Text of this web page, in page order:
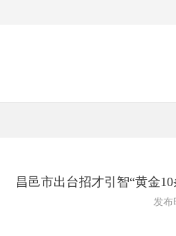
昌邑市出台招才引智“黄金
发布